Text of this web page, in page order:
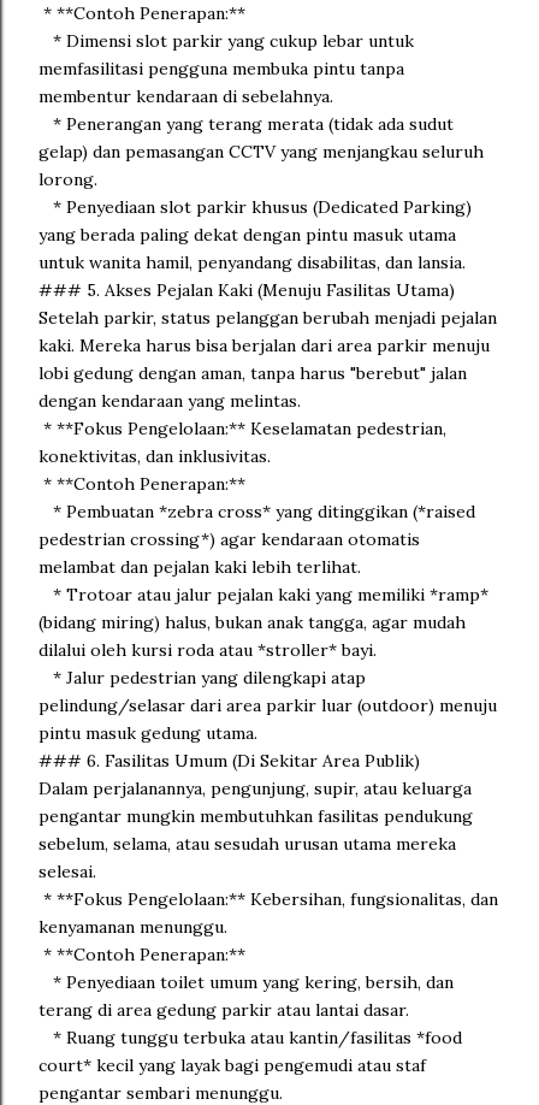
* **Contoh Penerapan:**
* Dimensi slot parkir yang cukup lebar untuk
memfasilitasi pengguna membuka pintu tanpa
membentur kendaraan di sebelahnya.
* Penerangan yang terang merata (tidak ada sudut
gelap) dan pemasangan CCTV yang menjangkau seluruh
lorong.
* Penyediaan slot parkir khusus (Dedicated Parking)
yang berada paling dekat dengan pintu masuk utama
untuk wanita hamil, penyandang disabilitas, dan lansia.
### 5. Akses Pejalan Kaki (Menuju Fasilitas Utama)
Setelah parkir, status pelanggan berubah menjadi pejalan
kaki. Mereka harus bisa berjalan dari area parkir menuju
lobi gedung dengan aman, tanpa harus "berebut" jalan
dengan kendaraan yang melintas.
* **Fokus Pengelolaan:** Keselamatan pedestrian,
konektivitas, dan inklusivitas.
* **Contoh Penerapan:**
* Pembuatan *zebra cross* yang ditinggikan (*raised
pedestrian crossing*) agar kendaraan otomatis
melambat dan pejalan kaki lebih terlihat.
* Trotoar atau jalur pejalan kaki yang memiliki *ramp*
(bidang miring) halus, bukan anak tangga, agar mudah
dilalui oleh kursi roda atau *stroller* bayi.
* Jalur pedestrian yang dilengkapi atap
pelindung/selasar dari area parkir luar (outdoor) menuju
pintu masuk gedung utama.
### 6. Fasilitas Umum (Di Sekitar Area Publik)
Dalam perjalanannya, pengunjung, supir, atau keluarga
pengantar mungkin membutuhkan fasilitas pendukung
sebelum, selama, atau sesudah urusan utama mereka
selesai.
* **Fokus Pengelolaan:** Kebersihan, fungsionalitas, dan
kenyamanan menunggu.
* **Contoh Penerapan:**
* Penyediaan toilet umum yang kering, bersih, dan
terang di area gedung parkir atau lantai dasar.
* Ruang tunggu terbuka atau kantin/fasilitas *food
court* kecil yang layak bagi pengemudi atau staf
pengantar sembari menunggu.